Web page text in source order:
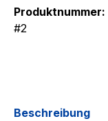
Produktnummer:
#2
Beschreibung